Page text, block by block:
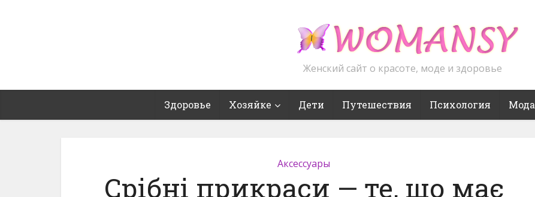
Женский сайт о красоте, моде и здоровье
Здоровье Хозяйке Дети Путешествия Психология Мода
Аксессуары
Срібні прикраси — те, що має